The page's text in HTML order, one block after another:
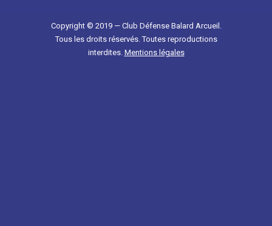
Copyright © 2019 — Club Défense Balard Arcueil.
Tous les droits réservés. Toutes reproductions
interdites. Mentions légales